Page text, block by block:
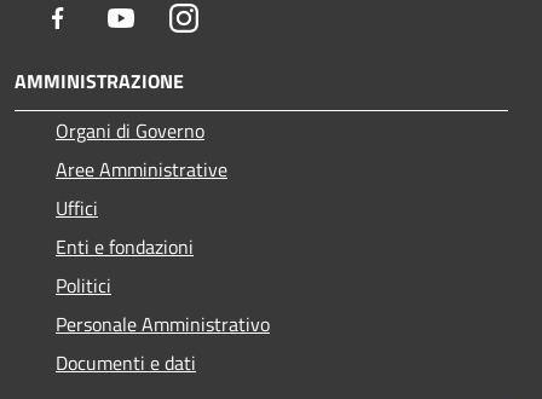
Facebook YoutubeInstagram
AMMINISTRAZIONE
Organi di Governo
Aree Amministrative
Uffici
Enti e fondazioni
Politici
Personale Amministrativo
Documenti e dati